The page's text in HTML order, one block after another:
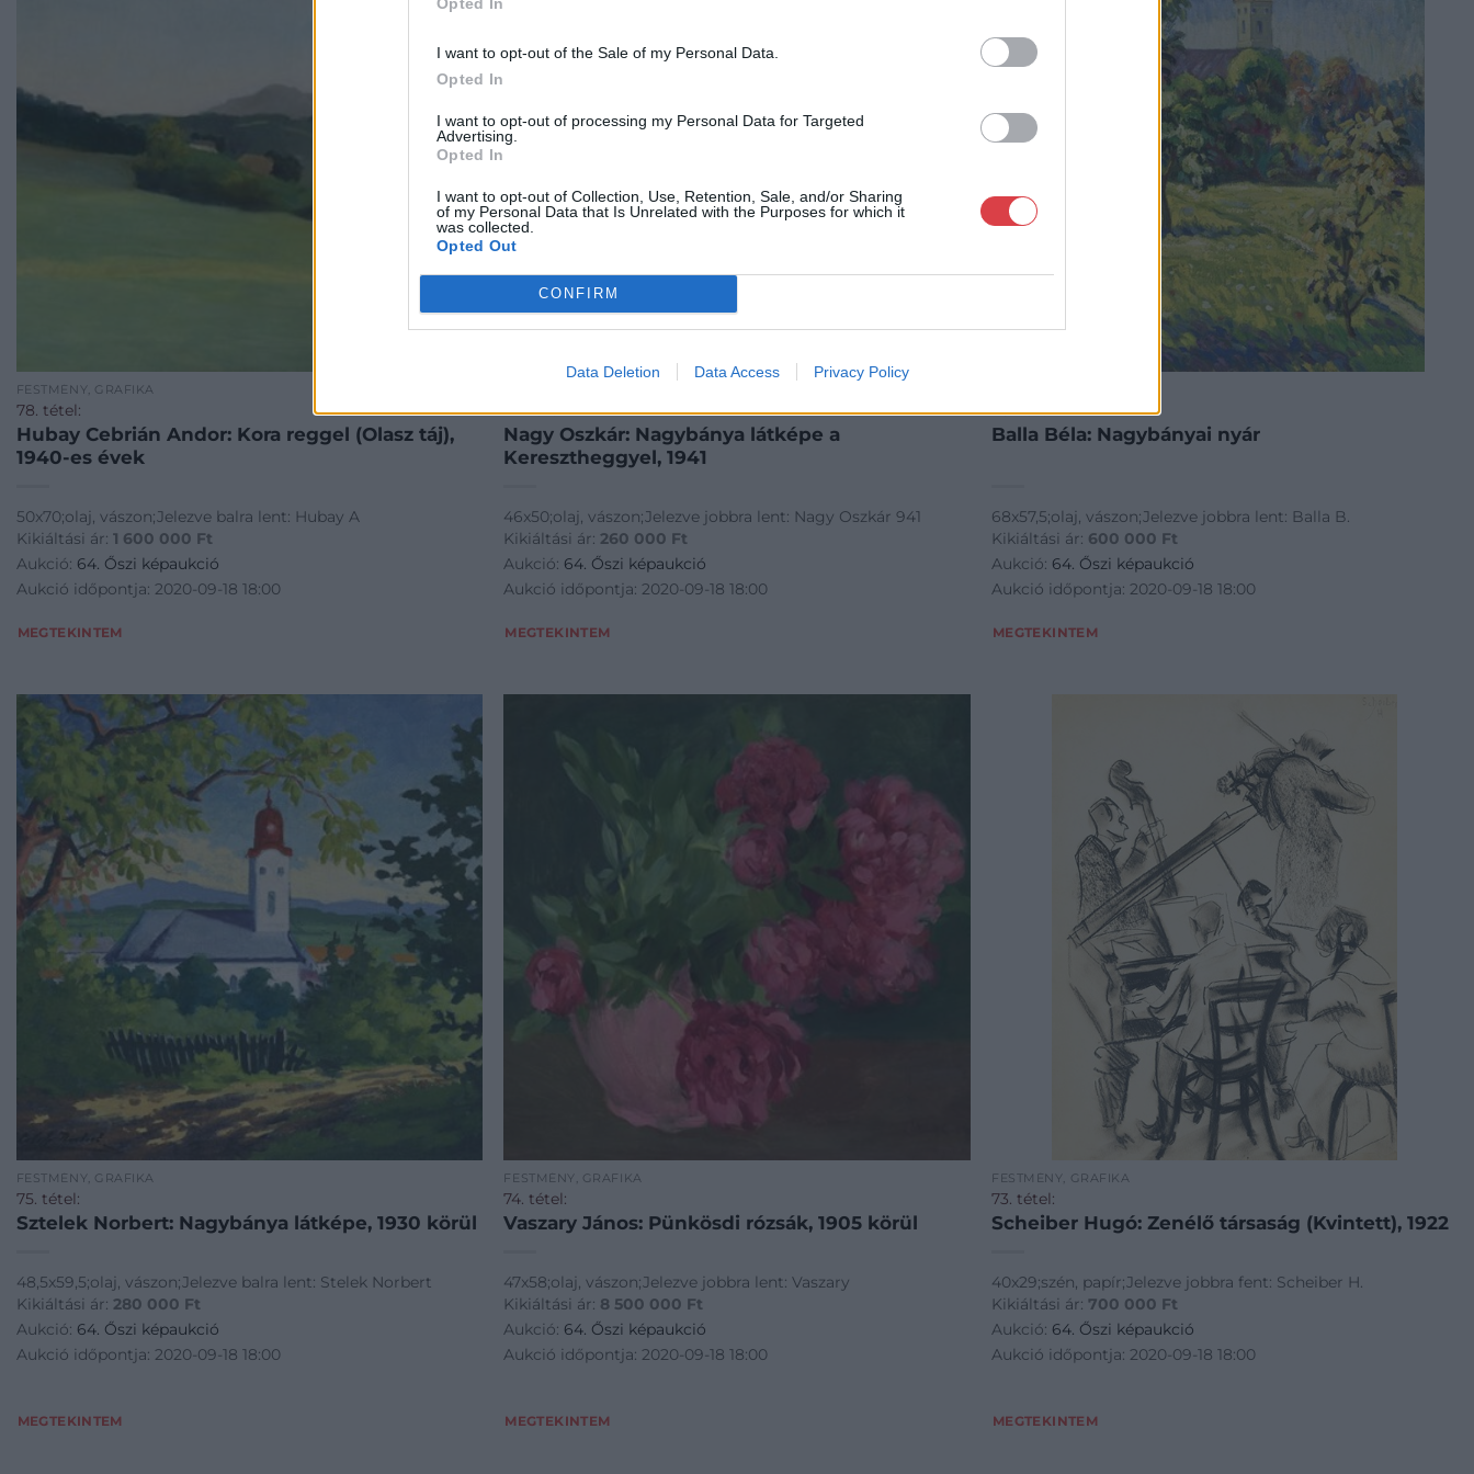
I want to opt-out of the Sale of my Personal Data.
Opted In
I want to opt-out of processing my Personal Data for Targeted
Advertising.
Opted In
I want to opt-out of Collection, Use, Retention, Sale, and/or Sharing
of my Personal Data that Is Unrelated with the Purposes for which it
was collected.
Opted Out
CONFIRM
Data Deletion Data Access Privacy Policy
FESTMÉNY, GRAFIKA
78. tétel:
Hubay Cebrián Andor: Kora reggel (Olasz táj),
1940-es évek
50x70;olaj, vászon;Jelezve balra lent: Hubay A
Kikiáltási ár: 1 600 000 Ft
Aukció: 64. Őszi képaukció
Aukció időpontja: 2020-09-18 18:00
MEGTEKINTEM
77. tétel:
Nagy Oszkár: Nagybánya látképe a
Keresztheggyel, 1941
46x50;olaj, vászon;Jelezve jobbra lent: Nagy Oszkár 941
Kikiáltási ár: 260 000 Ft
Aukció: 64. Őszi képaukció
Aukció időpontja: 2020-09-18 18:00
MEGTEKINTEM
76. tétel:
Balla Béla: Nagybányai nyár
68x57,5;olaj, vászon;Jelezve jobbra lent: Balla B.
Kikiáltási ár: 600 000 Ft
Aukció: 64. Őszi képaukció
Aukció időpontja: 2020-09-18 18:00
MEGTEKINTEM
FESTMÉNY, GRAFIKA
75. tétel:
Sztelek Norbert: Nagybánya látképe, 1930 körül
48,5x59,5;olaj, vászon;Jelezve balra lent: Stelek Norbert
Kikiáltási ár: 280 000 Ft
Aukció: 64. Őszi képaukció
Aukció időpontja: 2020-09-18 18:00
MEGTEKINTEM
FESTMÉNY, GRAFIKA
74. tétel:
Vaszary János: Pünkösdi rózsák, 1905 körül
47x58;olaj, vászon;Jelezve jobbra lent: Vaszary
Kikiáltási ár: 8 500 000 Ft
Aukció: 64. Őszi képaukció
Aukció időpontja: 2020-09-18 18:00
MEGTEKINTEM
FESTMÉNY, GRAFIKA
73. tétel:
Scheiber Hugó: Zenélő társaság (Kvintett), 1922
40x29;szén, papír;Jelezve jobbra fent: Scheiber H.
Kikiáltási ár: 700 000 Ft
Aukció: 64. Őszi képaukció
Aukció időpontja: 2020-09-18 18:00
MEGTEKINTEM